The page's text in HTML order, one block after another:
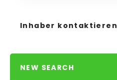
Inhaber kontaktieren
NEW SEARCH